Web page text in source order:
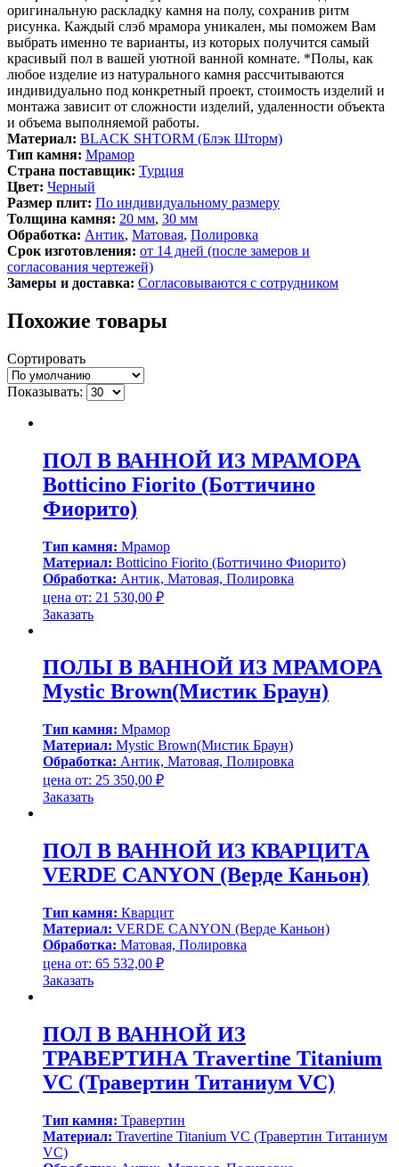
оригинальную раскладку камня на полу, сохранив ритм
рисунка. Каждый слэб мрамора уникален, мы поможем Вам
выбрать именно те варианты, из которых получится самый
красивый пол в вашей уютной ванной комнате. *Полы, как
любое изделие из натурального камня рассчитываются
индивидуально под конкретный проект, стоимость изделий и
монтажа зависит от сложности изделий, удаленности объекта
и объема выполняемой работы.
Материал: BLACK SHTORM (Блэк Шторм)
Тип камня: Мрамор
Страна поставщик: Турция
Цвет: Черный
Размер плит: По индивидуальному размеру
Толщина камня: 20 мм, 30 мм
Обработка: Антик, Матовая, Полировка
Срок изготовления: от 14 дней (после замеров и
согласования чертежей)
Замеры и доставка: Согласовываются с сотрудником
Похожие товары
Сортировать
Показывать:
ПОЛ В ВАННОЙ ИЗ МРАМОРА
Botticino Fiorito (Боттичино
Фиорито)
Тип камня: Мрамор
Материал: Botticino Fiorito (Боттичино Фиорито)
Обработка: Антик, Матовая, Полировка
цена от: 21 530,00 ₽
Заказать
ПОЛЫ В ВАННОЙ ИЗ МРАМОРА
Mystic Brown(Мистик Браун)
Тип камня: Мрамор
Материал: Mystic Brown(Мистик Браун)
Обработка: Антик, Матовая, Полировка
цена от: 25 350,00 ₽
Заказать
ПОЛ В ВАННОЙ ИЗ КВАРЦИТА
VERDE CANYON (Верде Каньон)
Тип камня: Кварцит
Материал: VERDE CANYON (Верде Каньон)
Обработка: Матовая, Полировка
цена от: 65 532,00 ₽
Заказать
ПОЛ В ВАННОЙ ИЗ
ТРАВЕРТИНА Travertine Titanium
VC (Травертин Титаниум VC)
Тип камня: Травертин
Материал: Travertine Titanium VC (Травертин Титаниум
VC)